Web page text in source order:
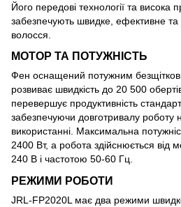
Його передові технології та висока
забезпечують швидке, ефективне та
волосся.
МОТОР ТА ПОТУЖНІСТЬ
Фен оснащений потужним
розвиває швидкість до 20 500
перевершує продуктивність
забезпечуючи довготривалу роботу
використанні. Максимальна
2400 Вт, а робота здійснюється від
240 В і частотою 50-60 Гц.
РЕЖИМИ РОБОТИ
JRL-FP2020L має два режими